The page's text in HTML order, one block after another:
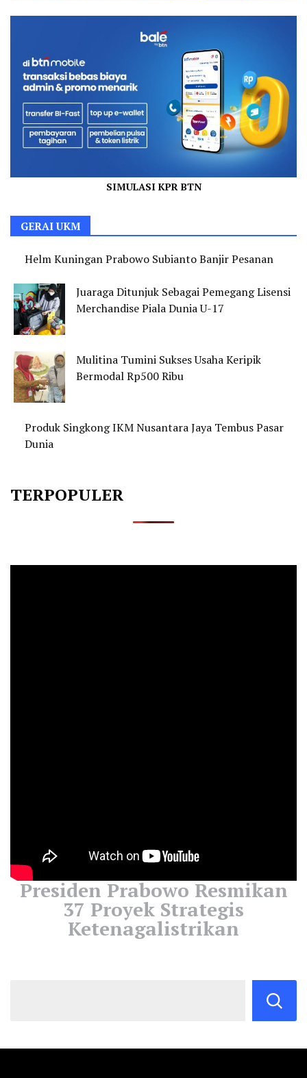
SIMULASI KPR BTN
GERAI UKM
Helm Kuningan Prabowo Subianto Banjir Pesanan
Juaraga Ditunjuk Sebagai Pemegang Lisensi
Merchandise Piala Dunia U-17
Mulitina Tumini Sukses Usaha Keripik
Bermodal Rp500 Ribu
Produk Singkong IKM Nusantara Jaya Tembus Pasar
Dunia
TERPOPULER
Presiden Prabowo Resmikan
37 Proyek Strategis
Ketenagalistrikan